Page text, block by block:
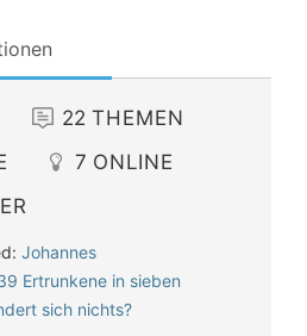
22 THEMEN
7 ONLINE
Johannes
Ertrunkene in sieben
sich nichts?